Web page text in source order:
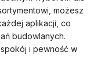
możesz
aplikacji, co
budowlanych.
i pewność w